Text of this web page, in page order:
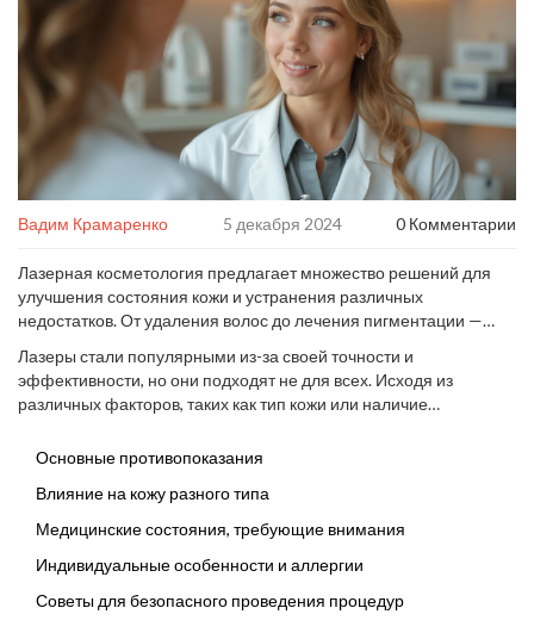
Вадим Крамаренко 5 декабря 2024 0 Комментарии
Лазерная косметология предлагает множество решений для
улучшения состояния кожи и устранения различных
недостатков. От удаления волос до лечения пигментации —
процедур важно ознакомиться с противопоказаниями. Это
необходимо для безопасности и получения желаемых
результатов.
Лазеры стали популярными из-за своей точности и
эффективности, но они подходят не для всех. Исходя из
различных факторов, таких как тип кожи или наличие
не рекомендованы. Здесь мы расскажем, кому стоит
применением.
Основные противопоказания
Влияние на кожу разного типа
Медицинские состояния, требующие внимания
Индивидуальные особенности и аллергии
Советы для безопасного проведения процедур